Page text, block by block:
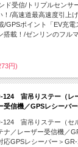
ド受信/トリプルセンサ
！/高速道最高速度引上
/GPSポイント「EV充
搭載！/ゼンリンのフル
円)
124 宙吊りステー（レ
受信機／GPSレシーバー
124 宙吊りステー（セ
ナ／レーザー受信機／
応GPSレシーバー＞GR-